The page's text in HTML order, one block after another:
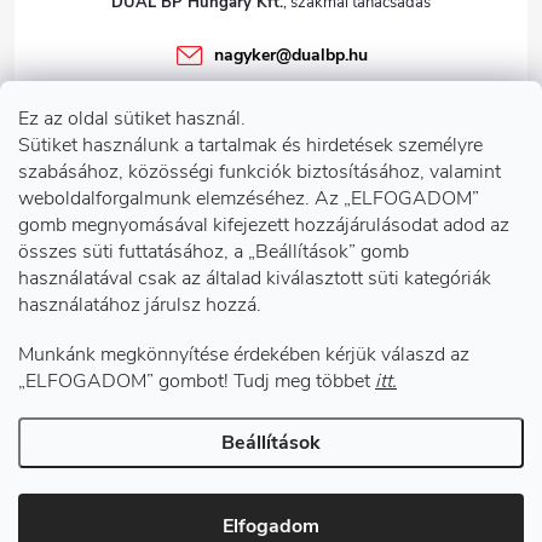
Ez az oldal sütiket használ.
Sütiket használunk a tartalmak és hirdetések személyre
szabásához, közösségi funkciók biztosításához, valamint
weboldalforgalmunk elemzéséhez. Az „ELFOGADOM”
gomb megnyomásával kifejezett hozzájárulásodat adod az
összes süti futtatásához, a „Beállítások” gomb
használatával csak az általad kiválasztott süti kategóriák
használatához járulsz hozzá.
Munkánk megkönnyítése érdekében kérjük válaszd az
„ELFOGADOM” gombot! Tudj meg többet itt.
Beállítások
Elfogadom
Információk önnek
Telephelyeink
Facebook
nagyker@dualbp.hu
dualbp.hu
Copyright 2026DUAL BP Hungary Kft.. Minden jog fenntartva.Süti
beállítások szerkesztése